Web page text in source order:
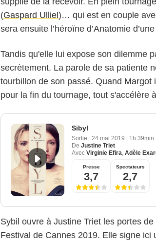
(Gaspard Ulliel )… qui est en couple
sera ensuite l’héroïne d’Anatomie
Tandis qu'elle lui expose son dilemme
secrètement. La parole de sa patiente
tourbillon de son passé. Quand
pour la fin du tournage, tout s'accélère
Sibyl
Sortie : 24 mai 2019
1h 39min
De Justine Triet
Avec Virginie Efira, Adèle
Presse
3,7
Spectateurs
2,7
Sybil ouvre à Justine Triet les portes
Festival de Cannes 2019. Elle signe